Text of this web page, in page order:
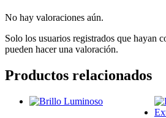
No hay valoraciones aún.
Solo los usuarios registrados que hayan
pueden hacer una valoración.
Productos relacionados